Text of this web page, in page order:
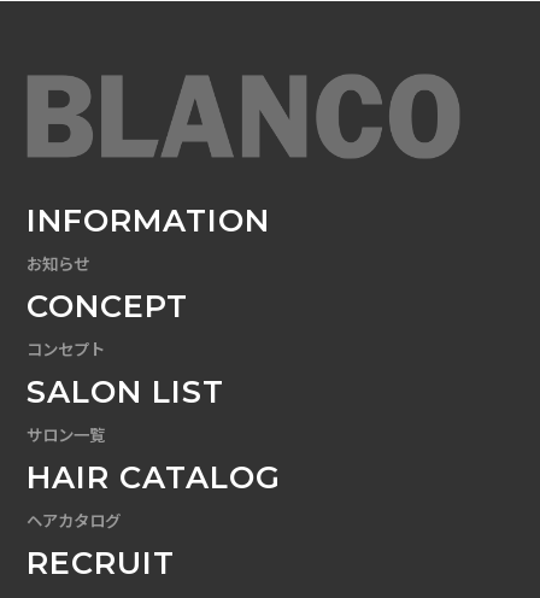
INFORMATION
お知らせ
CONCEPT
コンセプト
SALON LIST
サロン一覧
HAIR CATALOG
ヘアカタログ
RECRUIT